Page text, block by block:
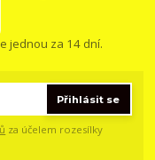
jednou za 14 dní.
Přihlásit se
za účelem rozesílky